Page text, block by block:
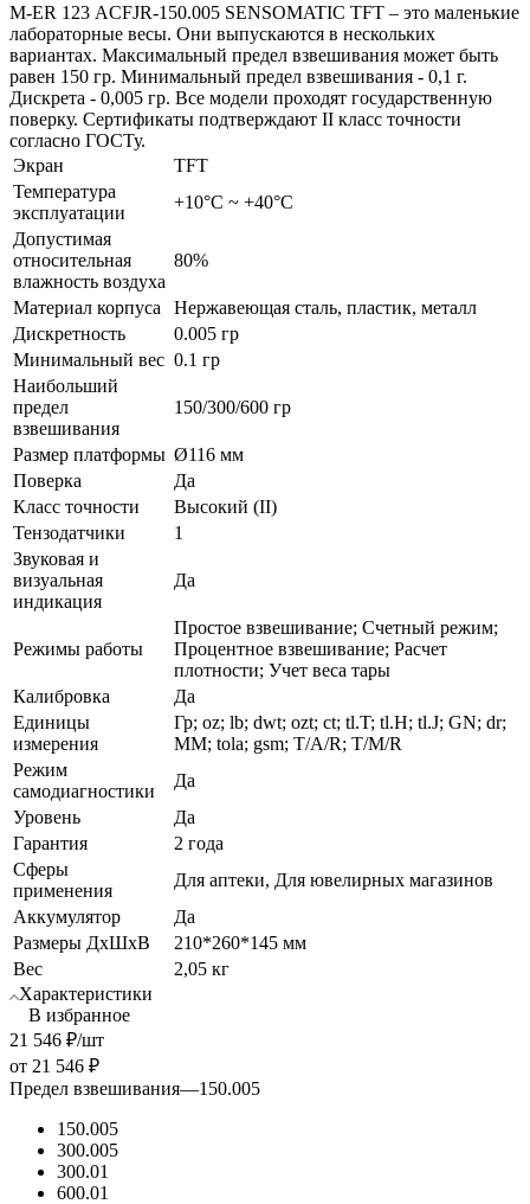
M-ER 123 АCFJR-150.005 SENSOMATIC TFT – это маленькие
лабораторные весы. Они выпускаются в нескольких
вариантах. Максимальный предел взвешивания может быть
равен 150 гр. Минимальный предел взвешивания - 0,1 г.
Дискрета - 0,005 гр. Все модели проходят государственную
поверку. Сертификаты подтверждают II класс точности
согласно ГОСТу.
Экран
TFT
Температура
эксплуатации
+10°С ~ +40°С
Допустимая
относительная
влажность воздуха
80%
Материал корпуса
Нержавеющая сталь, пластик, металл
Дискретность
0.005 гр
Минимальный вес 0.1 гр
Наибольший
предел
взвешивания
150/300/600 гр
Размер платформы Ø116 мм
Поверка
Да
Класс точности
Высокий (II)
Тензодатчики
1
Звуковая и
визуальная
индикация
Да
Режимы работы
Простое взвешивание; Счетный режим;
Процентное взвешивание; Расчет
плотности; Учет веса тары
Калибровка
Да
Единицы
измерения
Гр; oz; lb; dwt; ozt; ct; tl.T; tl.H; tl.J; GN; dr;
MM; tola; gsm; T/A/R; T/M/R
Режим
самодиагностики
Да
Уровень
Да
Гарантия
2 года
Сферы
применения
Для аптеки, Для ювелирных магазинов
Аккумулятор
Да
Размеры ДхШхВ
210*260*145 мм
Вес
2,05 кг
Характеристики
В избранное
21 546 ₽/шт
от 21 546 ₽
Предел взвешивания—150.005
150.005
300.005
300.01
600.01